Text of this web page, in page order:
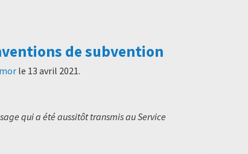
de subvention
le 13 avril 2021.
qui a été aussitôt transmis au Service